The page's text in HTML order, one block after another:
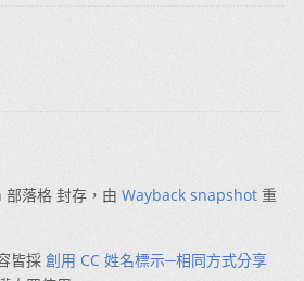
落格 封存，由 Wayback snapshot 重
皆採 創用 CC 姓名標示─相同方式分享